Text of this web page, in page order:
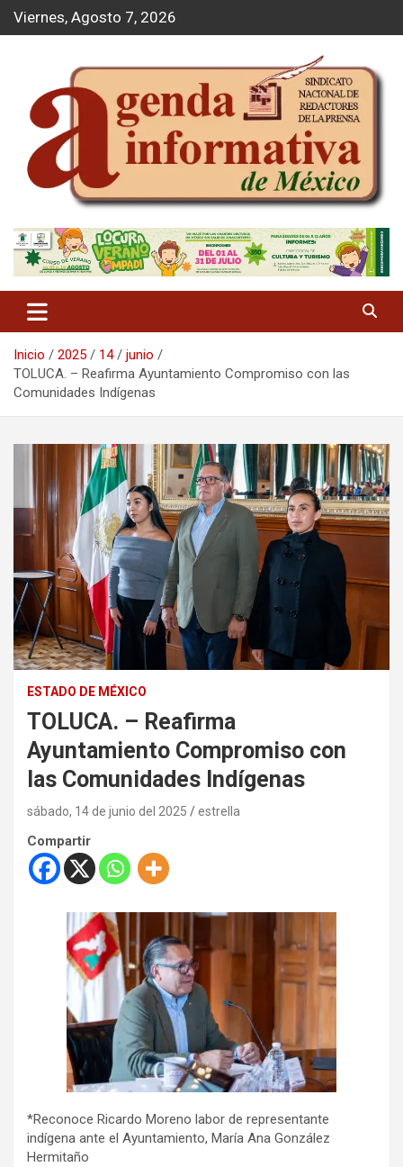
d
Viernes, Agosto 7, 2026
Agenda Informativa
Inicio 2025 14
junio
TOLUCA. – Reafirma Ayuntamiento Compromiso con las
Comunidades Indígenas
ESTADO DE MÉXICO
TOLUCA. – Reafirma
Ayuntamiento Compromiso con
las Comunidades Indígenas
sábado, 14 de junio del 2025 estrella
Compartir
*Reconoce Ricardo Moreno labor de representante
indígena ante el Ayuntamiento, María Ana González
Hermitaño